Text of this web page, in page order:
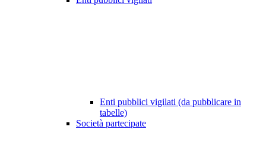
Enti pubblici vigilati (da pubblicare in
tabelle)
Società partecipate